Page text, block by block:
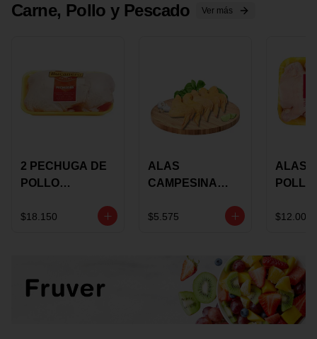
Carne, Pollo y Pescado Ver más
2 PECHUGA DE
POLLO
MARINADA X
$18.150
ALAS
CAMPESINA
COSTILLAR A
$5.575
ALAS
POLLO
$12.000